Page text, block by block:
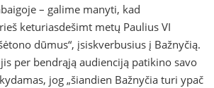
– galime manyti, kad
keturiasdešimt metų Paulius VI
dūmus“, įsiskverbusius į Bažnyčią.
per bendrąją audienciją patikino savo
jog „šiandien Bažnyčia turi ypač